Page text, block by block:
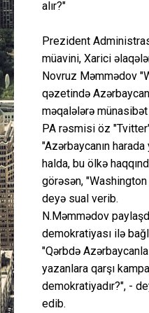
alır?"
Prezident
müavini, Xarici
Novruz Məmmədov
qəzetində
məqalələrə
PA rəsmisi öz
"Azərbaycanın
halda, bu ölkə
görəsən,
deyə sual verib.
N.Məmmədov
demokratiyası ilə
"Qərbdə
yazanlara qarşı
demokratiyadır?", -
edib.